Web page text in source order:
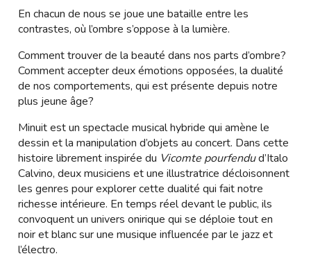
En chacun de nous se joue une bataille entre les
contrastes, où l’ombre s’oppose à la lumière.
Comment trouver de la beauté dans nos parts d’ombre?
Comment accepter deux émotions opposées, la dualité
de nos comportements, qui est présente depuis notre
plus jeune âge?
Minuit est un spectacle musical hybride qui amène le
dessin et la manipulation d’objets au concert. Dans cette
histoire librement inspirée du Vicomte pourfendud’Italo
Calvino, deux musiciens et une illustratrice décloisonnent
les genres pour explorer cette dualité qui fait notre
richesse intérieure. En temps réel devant le public, ils
convoquent un univers onirique qui se déploie tout en
noir et blanc sur une musique influencée par le jazz et
l’électro.